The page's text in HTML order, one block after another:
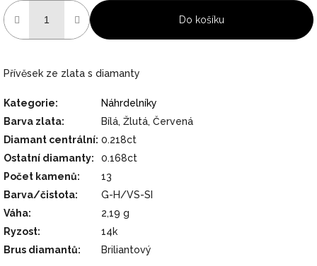
Do košíku
Přívěsek ze zlata s diamanty
Kategorie:
Náhrdelníky
Barva zlata:
Bílá, Žlutá, Červená
Diamant centrální: 0.218ct
Ostatní diamanty:
0.168ct
Počet kamenů:
13
Barva/čistota:
G-H/VS-SI
Váha:
2,19 g
Ryzost:
14k
Brus diamantů: Briliantový